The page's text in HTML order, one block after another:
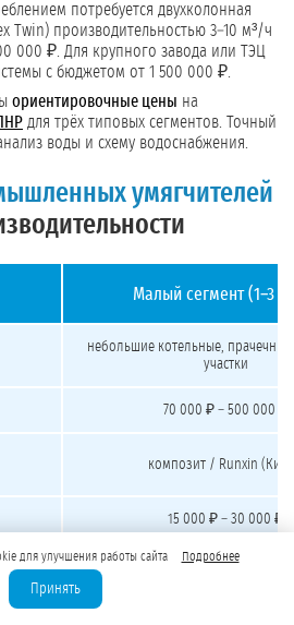
потребуется двухколонная
Twin) производительностью 3–10 м³/ч
000 ₽. Для крупного завода или ТЭЦ
с бюджетом от 1 500 000 ₽.
ориентировочные цены на
для трёх типовых сегментов. Точный
воды и схему водоснабжения.
умягчителей
Малый сегмент (1–3
небольшие котельные,
участки
70 000 ₽ – 500 000 ₽
композит / Runxin
15 000 ₽ – 30 000 ₽
от 200 000 ₽
для улучшения работы сайта Подробнее
Принять